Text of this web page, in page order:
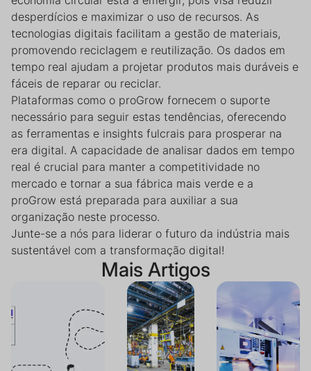
desperdícios e maximizar o uso de recursos. As
tecnologias digitais facilitam a gestão de materiais,
promovendo reciclagem e reutilização. Os dados em
tempo real ajudam a projetar produtos mais duráveis e
fáceis de reparar ou reciclar.
Plataformas como o proGrow fornecem o suporte
necessário para seguir estas tendências, oferecendo
as ferramentas e insights fulcrais para prosperar na
era digital. A capacidade de analisar dados em tempo
real é crucial para manter a competitividade no
mercado e tornar a sua fábrica mais verde e a
proGrow está preparada para auxiliar a sua
organização neste processo.
Junte-se a nós para liderar o futuro da indústria mais
sustentável com a transformação digital!
Mais Artigos